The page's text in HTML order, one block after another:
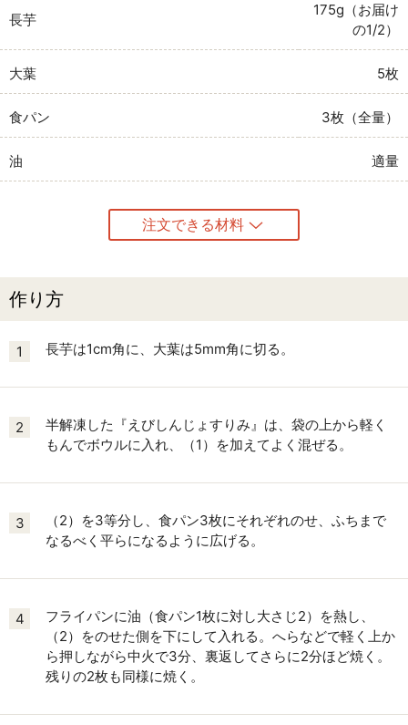
長芋
175g（お届け
の1/2）
大葉 5枚
食パン 3枚（全量）
油 適量
注文できる材料
作り方
1 長芋は1cm角に、大葉は5mm角に切る。
2
半解凍した『えびしんじょすりみ』は、袋の上から軽く
もんでボウルに入れ、（1）を加えてよく混ぜる。
3
（2）を3等分し、食パン3枚にそれぞれのせ、ふちまで
なるべく平らになるように広げる。
4
フライパンに油（食パン1枚に対し大さじ2）を熱し、
（2）をのせた側を下にして入れる。へらなどで軽く上か
ら押しながら中火で3分、裏返してさらに2分ほど焼く。
残りの2枚も同様に焼く。